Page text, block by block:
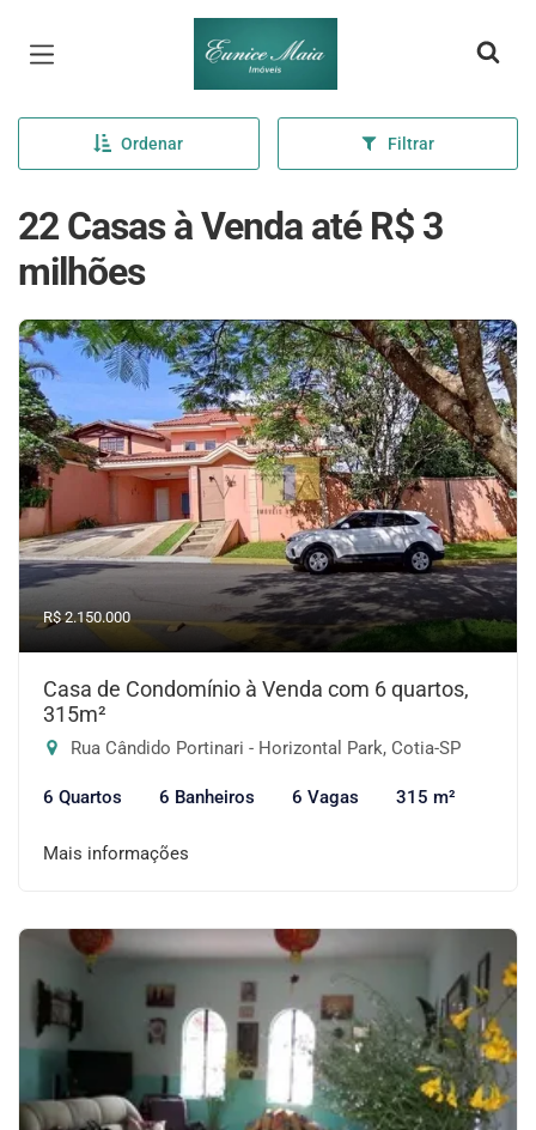
Página inicial
Ordenar Filtrar
22 Casas à Venda até R$ 3
milhões
R$ 2.150.000
Casa de Condomínio à Venda com 6 quartos,
315m²
Rua Cândido Portinari - Horizontal Park, Cotia-SP
6 Quartos 6 Banheiros 6 Vagas 315 m²
Mais informações